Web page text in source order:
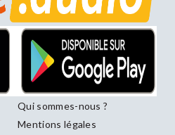
Qui sommes-nous ?
Mentions légales